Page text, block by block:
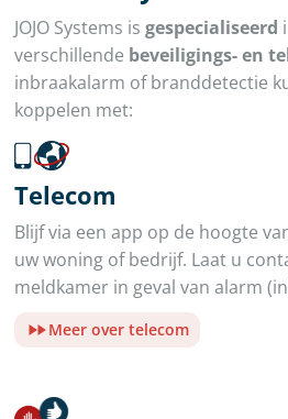
JOJO Systems isgespecialiseerd
verschillende beveiligings- en
inbraakalarm of branddetectie
koppelen met:
Telecom
Blijf via een app op de hoogte
uw woning of bedrijf. Laat u
meldkamer in geval van alarm
Meer over telecom